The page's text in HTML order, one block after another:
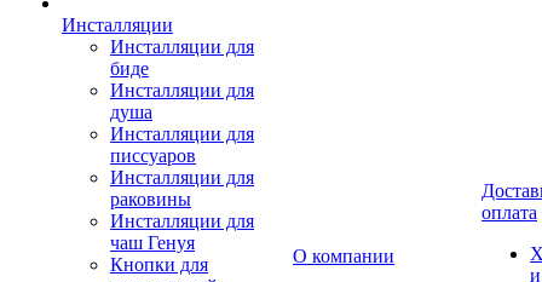
Инсталляции
Инсталляции для
биде
Инсталляции для
душа
Инсталляции для
писсуаров
Инсталляции для
раковины
Инсталляции для
чаш Генуя
Кнопки для
О компании
оплата
и